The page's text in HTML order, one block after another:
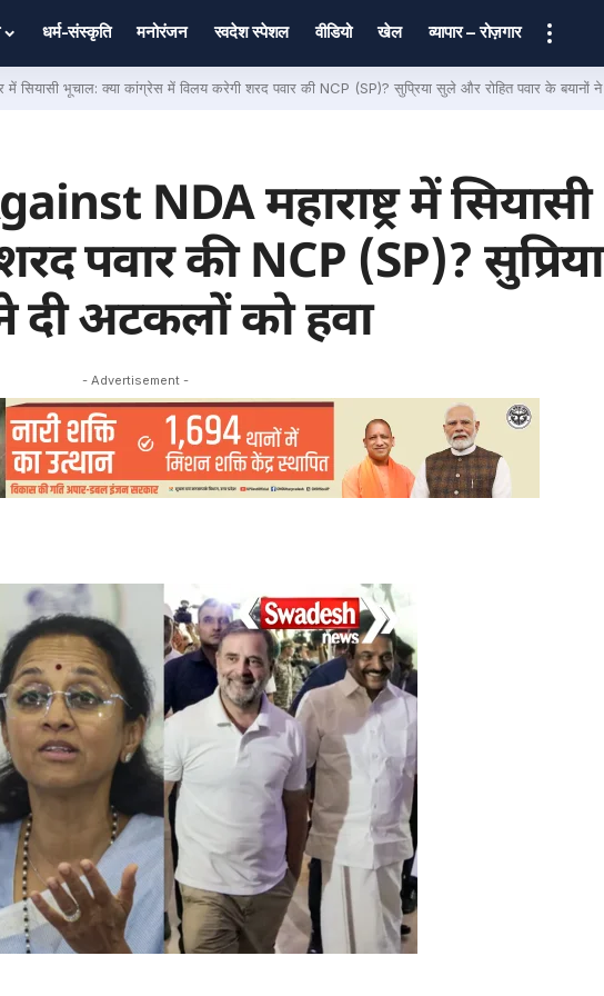
धर्म-संस्कृति मनोरंजन स्वदेश स्पेशल वीडियो खेल व्यापार – रोज़गार
भूचाल: क्या कांग्रेस में विलय करेगी शरद पवार की NCP (SP)? सुप्रिया सुले और रोहित पवार के बयानों
NDA महाराष्ट्र में
पवार की NCP (SP)?
दी अटकलों को हवा
- Advertisement -